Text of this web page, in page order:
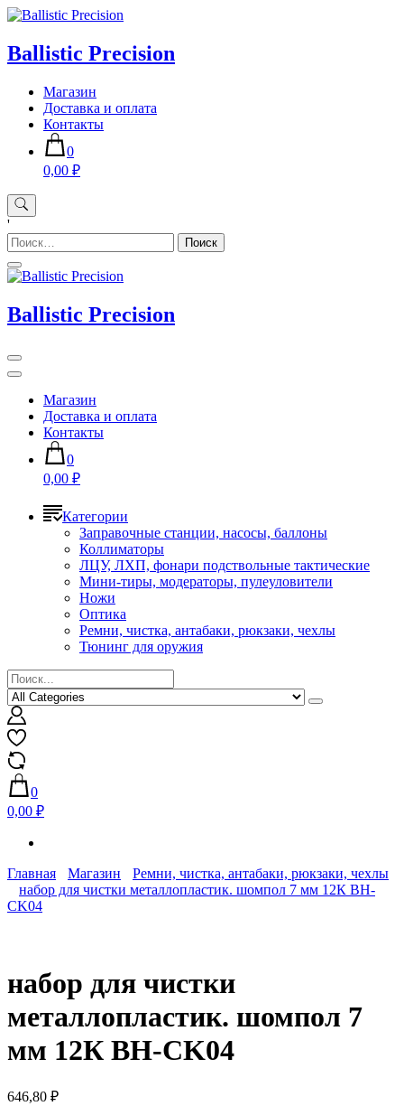
Skip
content
Ballistic Precision
Магазин
Доставка и оплата
Контакты
0
0,00 ₽
'
Найти:
Ballistic Precision
Магазин
Доставка и оплата
Контакты
0
0,00 ₽
Категории
Заправочные станции, насосы, баллоны
Коллиматоры
ЛЦУ, ЛХП, фонари подствольные тактические
Мини-тиры, модераторы, пулеуловители
Ножи
Оптика
Ремни, чистка, антабаки, рюкзаки, чехлы
Тюнинг для оружия
0
0,00 ₽
Главная Магазин
Ремни, чистка, антабаки, рюкзаки, чехлы
набор для чистки металлопластик. шомпол 7 мм 12К BH-
CK04
набор для чистки
металлопластик. шомпол 7
мм 12К BH-CK04
646,80 ₽